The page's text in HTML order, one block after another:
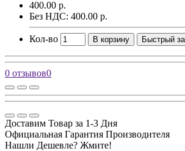
400.00 р.
Без НДС: 400.00 р.
Кол-во В корзину Быстрый
0 отзывов0
Доставим Товар за 1-3 Дня
Официальная Гарантия Производителя
Нашли Дешевле? Жмите!